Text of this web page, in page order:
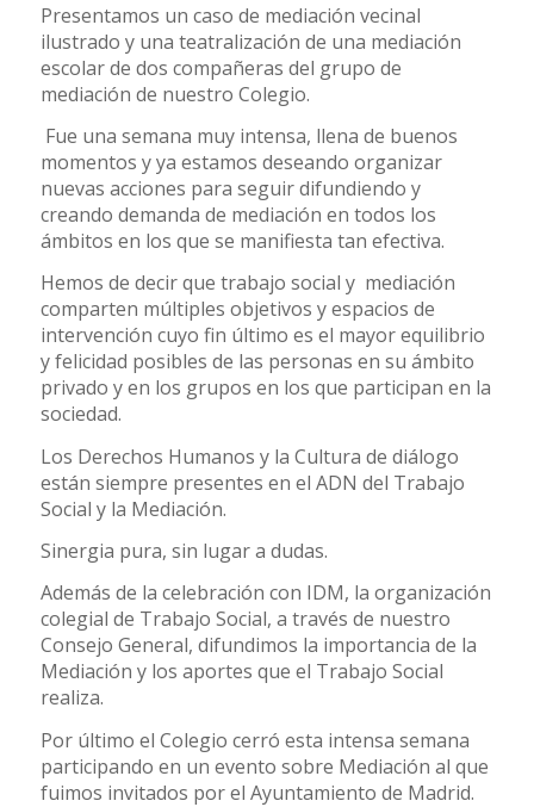
Presentamos un caso de mediación vecinal
ilustrado y una teatralización de una mediación
escolar de dos compañeras del grupo de
mediación de nuestro Colegio.
Fue una semana muy intensa, llena de buenos
momentos y ya estamos deseando organizar
nuevas acciones para seguir difundiendo y
creando demanda de mediación en todos los
ámbitos en los que se manifiesta tan efectiva.
Hemos de decir que trabajo social y mediación
comparten múltiples objetivos y espacios de
intervención cuyo fin último es el mayor equilibrio
y felicidad posibles de las personas en su ámbito
privado y en los grupos en los que participan en la
sociedad.
Los Derechos Humanos y la Cultura de diálogo
están siempre presentes en el ADN del Trabajo
Social y la Mediación.
Sinergia pura, sin lugar a dudas.
Además de la celebración con IDM, la organización
colegial de Trabajo Social, a través de nuestro
Consejo General, difundimos la importancia de la
Mediación y los aportes que el Trabajo Social
realiza.
Por último el Colegio cerró esta intensa semana
participando en un evento sobre Mediación al que
fuimos invitados por el Ayuntamiento de Madrid.